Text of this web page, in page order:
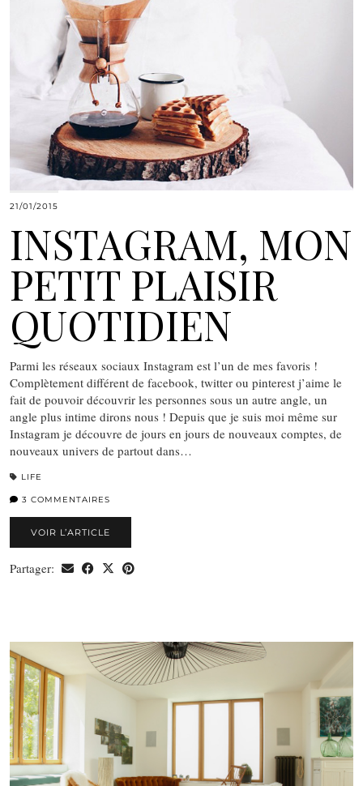
21/01/2015
INSTAGRAM, MON
PETIT PLAISIR
QUOTIDIEN
Parmi les réseaux sociaux Instagram est l’un de mes favoris !
Complètement différent de facebook, twitter ou pinterest j’aime le
fait de pouvoir découvrir les personnes sous un autre angle, un
angle plus intime dirons nous ! Depuis que je suis moi même sur
Instagram je découvre de jours en jours de nouveaux comptes, de
nouveaux univers de partout dans…
LIFE
3 COMMENTAIRES
VOIR L’ARTICLE
Partager: